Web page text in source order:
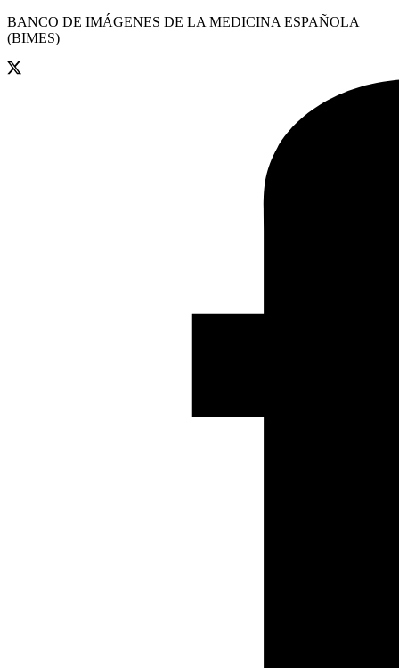
BANCO DE IMÁGENES DE LA MEDICINA ESPAÑOLA
(BIMES)